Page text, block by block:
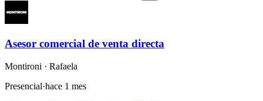
Asesor comercial de venta directa
Montironi · Rafaela
Presencial·hace 1 mes